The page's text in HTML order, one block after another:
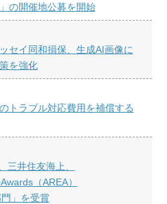
の開催地公募を開始
セイ同和損保、生成AI画像に
を強化
トラブル対応費用を補償する
三井住友海上、
（AREA）
」を受賞